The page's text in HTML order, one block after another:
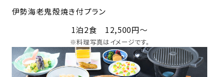
伊勢海老鬼殻焼き付プラン
1泊2食 12,500円～
※料理写真はイメージです。